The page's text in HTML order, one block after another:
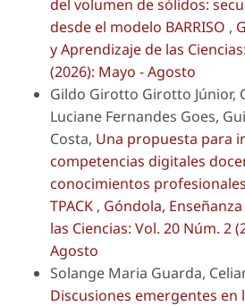
del volumen de sólidos:
desde el modelo BARRISO ,
y Aprendizaje de las
(2026): Mayo - Agosto
Gildo Girotto Girotto Júnior,
Luciane Fernandes Goes,
Costa, Una propuesta para
competencias digitales
conocimientos
TPACK , Góndola,
las Ciencias: Vol. 20 Núm. 2
Agosto
Solange Maria Guarda,
Discusiones emergentes en